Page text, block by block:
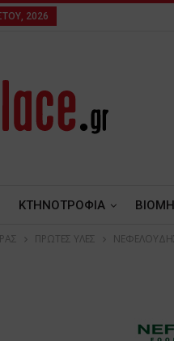
2026
ΚΤΗΝΟΤΡΟΦΙΑ
ΠΡΩΤΕΣ ΥΛΕΣ